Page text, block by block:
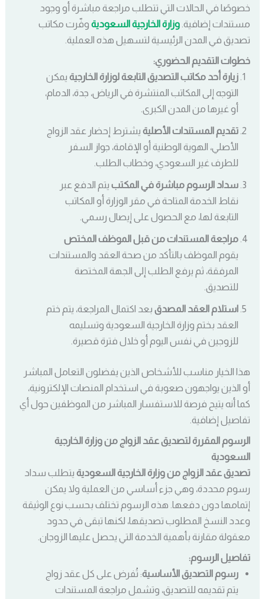
خصوصًا في الحالات التي تتطلب مراجعة مباشرة أو وجود
مستندات إضافية.وزارة الخارجية السعودية وفّرت مكاتب
تصديق في المدن الرئيسية لتسهيل هذه العملية.
خطوات التقديم الحضوري:
زيارة أحد مكاتب التصديق التابعة لوزارة الخارجية يمكن
التوجه إلى المكاتب المنتشرة في الرياض، جدة، الدمام،
أو غيرها من المدن الكبرى.
تقديم المستندات الأصلية يشترط إحضار عقد الزواج
الأصلي، الهوية الوطنية أو الإقامة، جواز السفر
للطرف غير السعودي، وخطاب الطلب.
سداد الرسوم مباشرة في المكتب يتم الدفع عبر
نقاط الخدمة المتاحة في مقر الوزارة أو المكاتب
التابعة لها، مع الحصول على إيصال رسمي.
مراجعة المستندات من قبل الموظف المختص
يقوم الموظف بالتأكد من صحة العقد والمستندات
المرفقة، ثم يرفع الطلب إلى الجهة المختصة
للتصديق.
استلام العقد المصدق بعد اكتمال المراجعة، يتم ختم
العقد بختم وزارة الخارجية السعودية وتسليمه
للزوجين في نفس اليوم أو خلال فترة قصيرة.
هذا الخيار مناسب للأشخاص الذين يفضلون التعامل المباشر
أو الذين يواجهون صعوبة في استخدام المنصات الإلكترونية،
كما أنه يتيح فرصة للاستفسار المباشر من الموظفين حول أي
تفاصيل إضافية.
الرسوم المقررة لتصديق عقد الزواج من وزارة الخارجية
السعودية
تصديق عقد الزواج من وزارة الخارجية السعودية يتطلب سداد
رسوم محددة، وهي جزء أساسي من العملية ولا يمكن
إتمامها دون دفعها. هذه الرسوم تختلف بحسب نوع الوثيقة
وعدد النسخ المطلوب تصديقها، لكنها تبقى في حدود
معقولة مقارنة بأهمية الخدمة التي يحصل عليها الزوجان.
تفاصيل الرسوم:
رسوم التصديق الأساسية: تُفرض على كل عقد زواج
يتم تقديمه للتصديق، وتشمل مراجعة المستندات